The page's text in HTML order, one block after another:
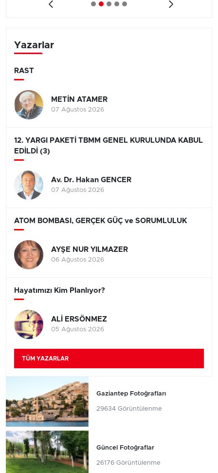
Yazarlar
RAST
METİN ATAMER
07 Ağustos 2026
12. YARGI PAKETİ TBMM GENEL KURULUNDA KABUL
EDİLDİ (3)
Av. Dr. Hakan GENCER
07 Ağustos 2026
ATOM BOMBASI, GERÇEK GÜÇ ve SORUMLULUK
AYŞE NUR YILMAZER
06 Ağustos 2026
Hayatımızı Kim Planlıyor?
ALİ ERSÖNMEZ
05 Ağustos 2026
TÜM YAZARLAR
Gaziantep Fotoğrafları
29634 Görüntülenme
Güncel Fotoğraflar
26176 Görüntülenme